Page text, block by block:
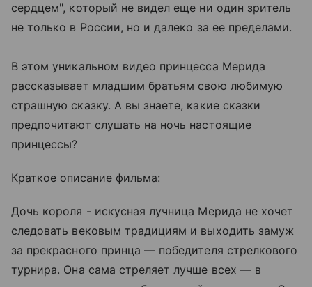
сердцем", который не видел еще ни один зритель
не только в России, но и далеко за ее пределами.
В этом уникальном видео принцесса Мерида
рассказывает младшим братьям свою любимую
страшную сказку. А вы знаете, какие сказки
предпочитают слушать на ночь настоящие
принцессы?
Краткое описание фильма:
Дочь короля - искусная лучница Мерида не хочет
следовать вековым традициям и выходить замуж
за прекрасного принца — победителя стрелкового
турнира. Она сама стреляет лучше всех — в